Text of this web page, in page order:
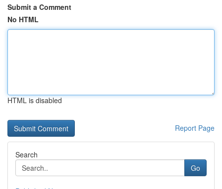
Submit a Comment
No HTML
HTML is disabled
Report Page
Search
Go